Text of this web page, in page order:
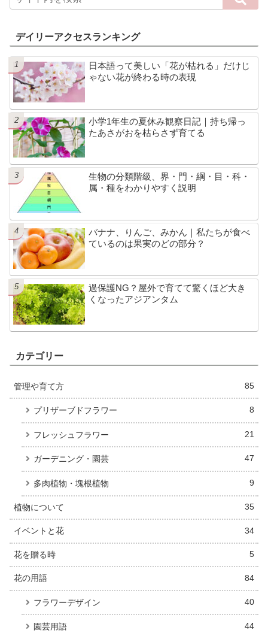
デイリーアクセスランキング
日本語って美しい「花が枯れる」だけじ
ゃない花が終わる時の表現
小学1年生の夏休み観察日記｜持ち帰っ
たあさがおを枯らさず育てる
生物の分類階級、界・門・綱・目・科・
属・種をわかりやすく説明
バナナ、りんご、みかん｜私たちが食べ
ているのは果実のどの部分？
過保護NG？屋外で育てて驚くほど大き
くなったアジアンタム
カテゴリー
管理や育て方 85
プリザーブドフラワー 8
フレッシュフラワー 21
ガーデニング・園芸 47
多肉植物・塊根植物 9
植物について 35
イベントと花 34
花を贈る時 5
花の用語 84
フラワーデザイン 40
園芸用語 44